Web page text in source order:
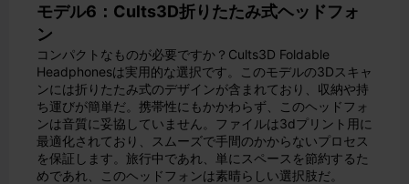
モデル6：Cults3D折りたたみ式ヘッドフォ
ン
コンパクトなものが必要ですか？Cults3D Foldable
Headphonesは実用的な選択です。このモデルの3Dスキャ
ンには折りたたみ式のデザインが含まれており、収納や持
ち運びが簡単だ。携帯性にもかかわらず、このヘッドフォ
ンは音質に妥協していません。ファイルは3dプリント用に
最適化されており、スムーズで手間のかからないプロセス
を保証します。旅行中であれ、単にスペースを節約するた
めであれ、このヘッドフォンは素晴らしい選択肢だ。